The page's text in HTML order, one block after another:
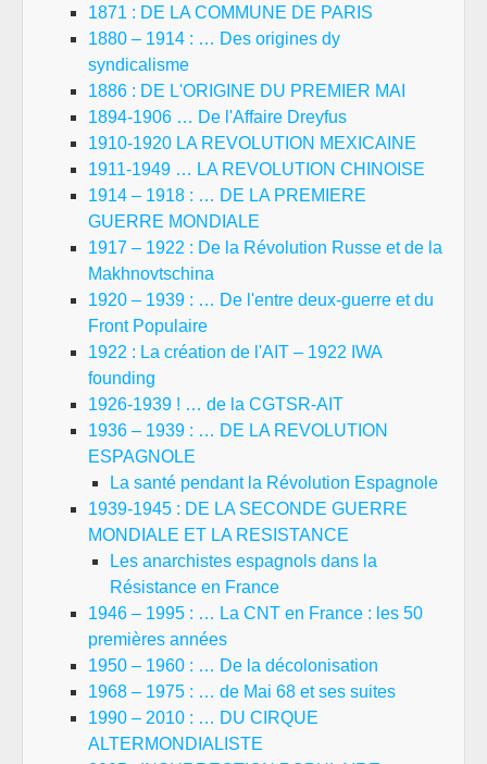
1871 : DE LA COMMUNE DE PARIS
1880 – 1914 : … Des origines dy
syndicalisme
1886 : DE L'ORIGINE DU PREMIER MAI
1894-1906 … De l'Affaire Dreyfus
1910-1920 LA REVOLUTION MEXICAINE
1911-1949 … LA REVOLUTION CHINOISE
1914 – 1918 : … DE LA PREMIERE
GUERRE MONDIALE
1917 – 1922 : De la Révolution Russe et de la
Makhnovtschina
1920 – 1939 : … De l'entre deux-guerre et du
Front Populaire
1922 : La création de l'AIT – 1922 IWA
founding
1926-1939 ! … de la CGTSR-AIT
1936 – 1939 : … DE LA REVOLUTION
ESPAGNOLE
La santé pendant la Révolution Espagnole
1939-1945 : DE LA SECONDE GUERRE
MONDIALE ET LA RESISTANCE
Les anarchistes espagnols dans la
Résistance en France
1946 – 1995 : … La CNT en France : les 50
premières années
1950 – 1960 : … De la décolonisation
1968 – 1975 : … de Mai 68 et ses suites
1990 – 2010 : … DU CIRQUE
ALTERMONDIALISTE